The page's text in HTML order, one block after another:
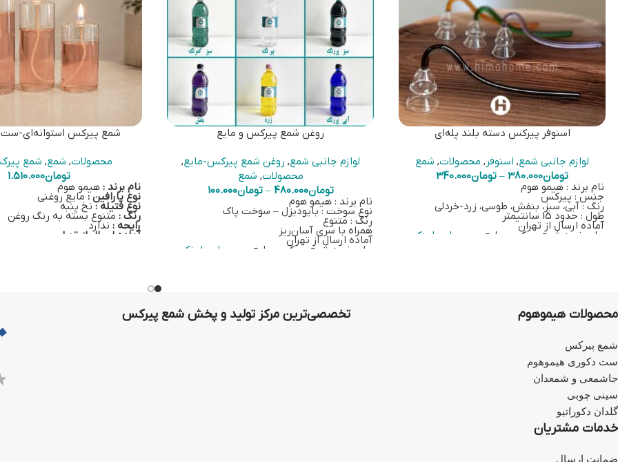
اسنوفر پیرکس دسته بلند پله‌ای
لوازم جانبی شمع, اسنوفر , محصولات, شمع
تومان380.000
– تومان340.000
نام برند : هیمو هوم
جنس : پیرکس
رنگ : آبی، سبز، بنفش، طوسی، زرد-خردلی
طول : حدود 15 سانتیمتر
آماده ارسال از تهران
برای خرید شمع پیرکس-مایع بر روی این لینک
روغن شمع پیرکس و مایع
لوازم جانبی شمع, روغن شمع پیرکس-مایع,
محصولات, شمع
تومان480.000
– تومان100.000
نام برند : هیمو هوم
نوع سوخت : بایودیزل – سوخت پاک
رنگ : متنوع
همراه با سری آسان‌ریز
آماده ارسال از تهران
برای خرید شمع پیرکس-مایع بر روی این لینک
شمع پیرکس استوانه‌ای-
محصولات, شمع, شمع
تومان1.510.000
نام برند : هیمو هوم
نوع پارافین : مایع روغنی
نوع فتیله :نخ پنبه
رنگ : متنوع بسته به رنگ روغن
رایحه : ندارد
آماده ارسال از تهران
کلیک کنید.
برای خرید فتیله بر روی
اطلاعات تکمیلی شمع مایع
محصولات هیموهوم
شمع پیرکس
ست دکوری هیموهوم
جاشمعی و شمعدان
سینی چوبی
گلدان دکوراتیو
خدمات مشتریان
ضمانت ارسال
تخصصی‌ترین مرکز تولید و پخش شمع پیرکس